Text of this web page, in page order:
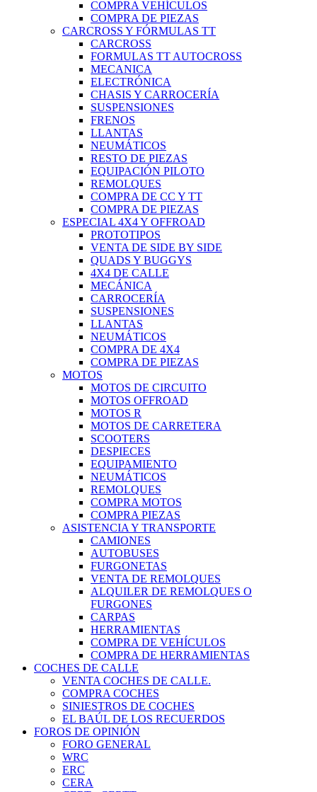
COMPRA VEHÍCULOS
COMPRA DE PIEZAS
CARCROSS Y FÓRMULAS TT
CARCROSS
FORMULAS TT AUTOCROSS
MECANICA
ELECTRÓNICA
CHASIS Y CARROCERÍA
SUSPENSIONES
FRENOS
LLANTAS
NEUMÁTICOS
RESTO DE PIEZAS
EQUIPACIÓN PILOTO
REMOLQUES
COMPRA DE CC Y TT
COMPRA DE PIEZAS
ESPECIAL 4X4 Y OFFROAD
PROTOTIPOS
VENTA DE SIDE BY SIDE
QUADS Y BUGGYS
4X4 DE CALLE
MECÁNICA
CARROCERÍA
SUSPENSIONES
LLANTAS
NEUMÁTICOS
COMPRA DE 4X4
COMPRA DE PIEZAS
MOTOS
MOTOS DE CIRCUITO
MOTOS OFFROAD
MOTOS R
MOTOS DE CARRETERA
SCOOTERS
DESPIECES
EQUIPAMIENTO
NEUMÁTICOS
REMOLQUES
COMPRA MOTOS
COMPRA PIEZAS
ASISTENCIA Y TRANSPORTE
CAMIONES
AUTOBUSES
FURGONETAS
VENTA DE REMOLQUES
ALQUILER DE REMOLQUES O
FURGONES
CARPAS
HERRAMIENTAS
COMPRA DE VEHÍCULOS
COMPRA DE HERRAMIENTAS
COCHES DE CALLE
VENTA COCHES DE CALLE.
COMPRA COCHES
SINIESTROS DE COCHES
EL BAÚL DE LOS RECUERDOS
FOROS DE OPINIÓN
FORO GENERAL
WRC
ERC
CERA